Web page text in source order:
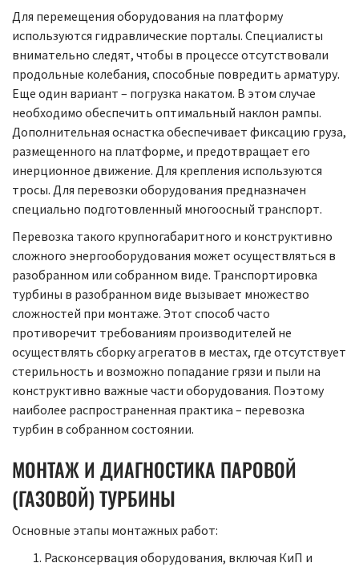
Для перемещения оборудования на платформу
используются гидравлические порталы. Специалисты
внимательно следят, чтобы в процессе отсутствовали
продольные колебания, способные повредить арматуру.
Еще один вариант – погрузка накатом. В этом случае
необходимо обеспечить оптимальный наклон рампы.
Дополнительная оснастка обеспечивает фиксацию груза,
размещенного на платформе, и предотвращает его
инерционное движение. Для крепления используются
тросы. Для перевозки оборудования предназначен
специально подготовленный многоосный транспорт.
Перевозка такого крупногабаритного и конструктивно
сложного энергооборудования может осуществляться в
разобранном или собранном виде. Транспортировка
турбины в разобранном виде вызывает множество
сложностей при монтаже. Этот способ часто
противоречит требованиям производителей не
осуществлять сборку агрегатов в местах, где отсутствует
стерильность и возможно попадание грязи и пыли на
конструктивно важные части оборудования. Поэтому
наиболее распространенная практика – перевозка
турбин в собранном состоянии.
МОНТАЖ И ДИАГНОСТИКА ПАРОВОЙ
(ГАЗОВОЙ) ТУРБИНЫ
Основные этапы монтажных работ:
Расконсервация оборудования, включая КиП и